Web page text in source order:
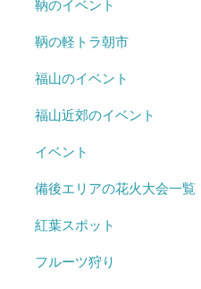
鞆のイベント
鞆の軽トラ朝市
福山のイベント
福山近郊のイベント
イベント
備後エリアの花火大会一覧
紅葉スポット
フルーツ狩り